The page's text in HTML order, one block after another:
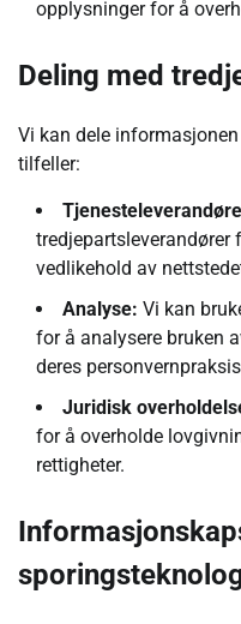
opplysninger for å
Deling med
Vi kan dele
tilfeller:
tredjepartsleverandører
vedlikehold av
Analyse: Vi kan
for å analysere bruken
deres
Juridisk
for å overholde
rettigheter.